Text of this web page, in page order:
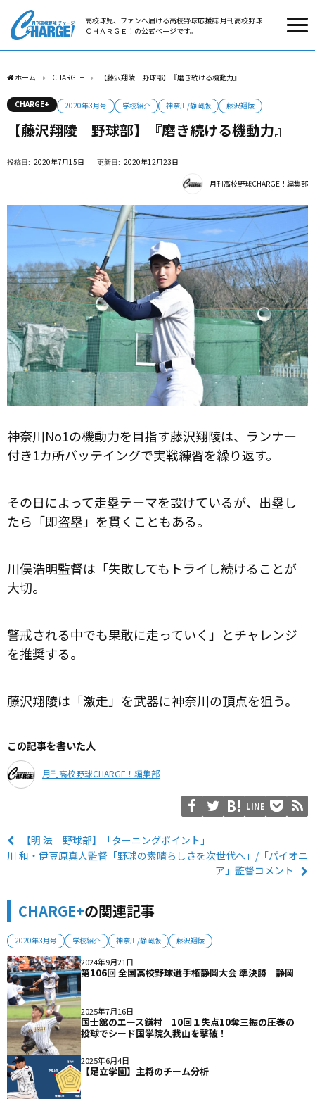
高校球児、ファンへ届ける高校野球応援誌 月刊高校野球
ＣＨＡＲＧＥ！の公式ページです。
ホーム CHARGE+ 【藤沢翔陵 野球部】『磨き続ける機動力』
CHARGE+ 2020年3月号 学校紹介 神奈川/静岡版 藤沢翔陵
【藤沢翔陵 野球部】『磨き続ける機動力』
2020年7月15日 2020年12月23日
月刊高校野球CHARGE！編集部
神奈川No1の機動力を目指す藤沢翔陵は、ランナー
付き1カ所バッテイングで実戦練習を繰り返す。
その日によって走塁テーマを設けているが、出塁し
たら「即盗塁」を貫くこともある。
川俣浩明監督は「失敗してもトライし続けることが
大切。
警戒される中でも果敢に走っていく」とチャレンジ
を推奨する。
藤沢翔陵は「激走」を武器に神奈川の頂点を狙う。
この記事を書いた人
月刊高校野球CHARGE！編集部
LINE
【明 法 野球部】「ターニングポイント」
川 和・伊豆原真人監督「野球の素晴らしさを次世代へ」/「パイオニ
ア」監督コメント
CHARGE+の関連記事
2020年3月号 学校紹介 神奈川/静岡版 藤沢翔陵
2024年9月21日
第106回 全国高校野球選手権静岡大会 準決勝 静岡
2025年7月16日
国士舘のエース鎌村 10回１失点10奪三振の圧巻の
投球でシード国学院久我山を撃破！
2025年6月4日
【足立学園】主将のチーム分析